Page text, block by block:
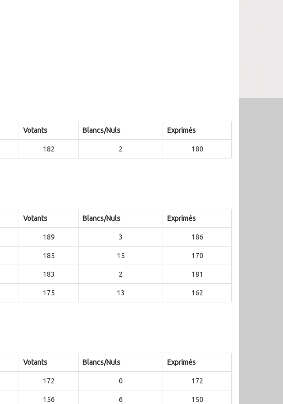
Votants Blancs/Nuls Exprimés
182 2 180
Votants Blancs/Nuls Exprimés
189 3 186
185 15 170
183 2 181
175 13 162
Votants Blancs/Nuls Exprimés
172 0 172
156 6 150